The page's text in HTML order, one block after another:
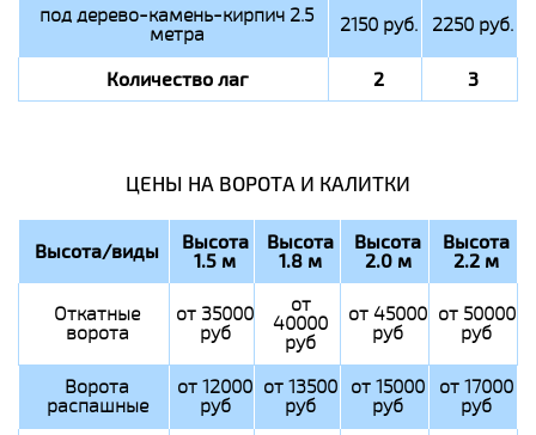
под дерево-камень-кирпич 2.5
метра 2150 руб. 2250 руб.
Количество лаг 2 3
ЦЕНЫ НА ВОРОТА И КАЛИТКИ
Высота/виды Высота
1.5 м
Высота
1.8 м
Высота
2.0 м
Высота
2.2 м
Откатные
ворота
от 35000
руб
от
40000
руб
от 45000
руб
от 50000
руб
Ворота
распашные
от 12000
руб
от 13500
руб
от 15000
руб
от 17000
руб